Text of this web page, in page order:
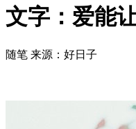
文字：爱能
随笔 来源：好日子